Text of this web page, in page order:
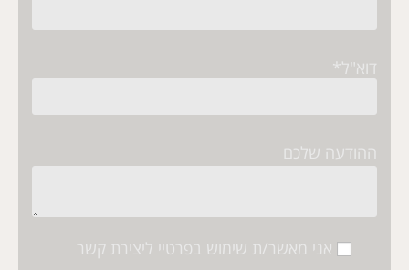
דוא"ל*
ההודעה שלכם
אני מאשר/ת שימוש בפרטיי ליצירת קשר